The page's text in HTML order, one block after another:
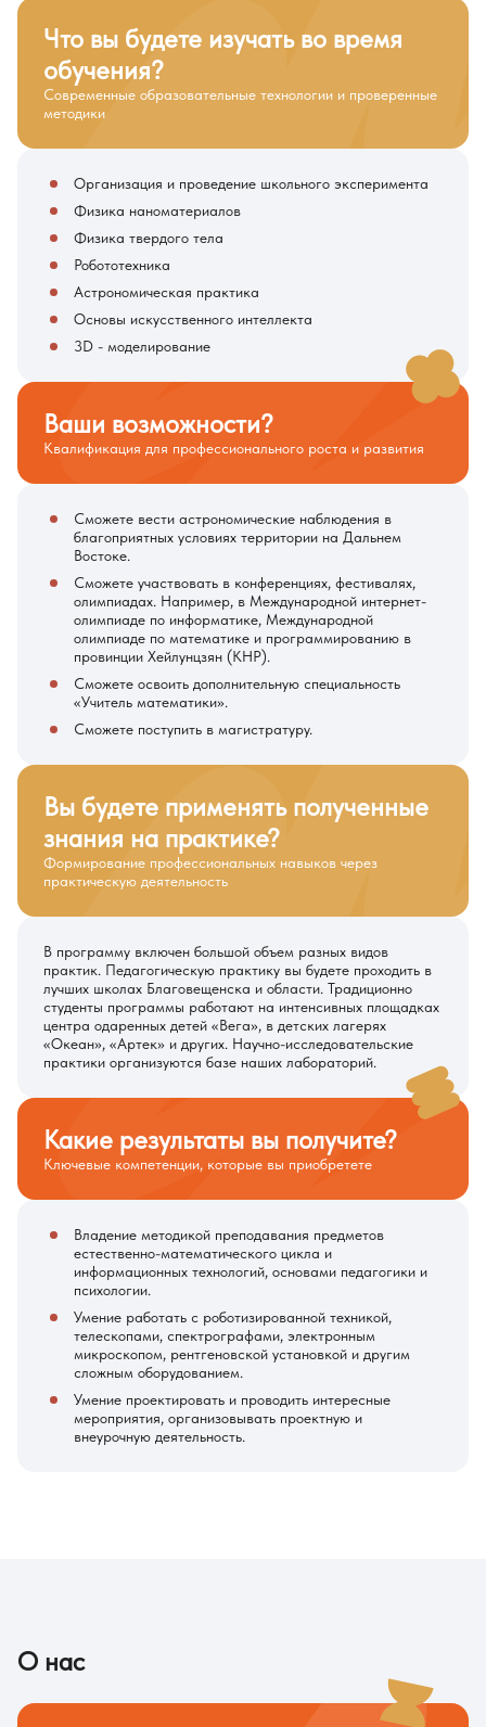
Что вы будете изучать во время
обучения?
Современные образовательные технологии и проверенные
методики
Организация и проведение школьного эксперимента
Физика наноматериалов
Физика твердого тела
Робототехника
Астрономическая практика
Основы искусственного интеллекта
3D - моделирование
Сможете вести астрономические наблюдения в
благоприятных условиях территории на Дальнем
Востоке.
Сможете участвовать в конференциях, фестивалях,
олимпиадах. Например, в Международной интернет-
олимпиаде по информатике, Международной
олимпиаде по математике и программированию в
провинции Хейлунцзян (КНР).
Сможете освоить дополнительную специальность
«Учитель математики».
Сможете поступить в магистратуру.
Ваши возможности?
Квалификация для профессионального роста и развития
Вы будете применять полученные
знания на практике?
Формирование профессиональных навыков через
практическую деятельность
В программу включен большой объем разных видов
практик. Педагогическую практику вы будете проходить в
лучших школах Благовещенска и области. Традиционно
студенты программы работают на интенсивных площадках
центра одаренных детей «Вега», в детских лагерях
«Океан», «Артек» и других. Научно-исследовательские
практики организуются базе наших лабораторий.
Владение методикой преподавания предметов
естественно-математического цикла и
информационных технологий, основами педагогики и
психологии.
Умение работать с роботизированной техникой,
телескопами, спектрографами, электронным
микроскопом, рентгеновской установкой и другим
сложным оборудованием.
Умение проектировать и проводить интересные
мероприятия, организовывать проектную и
внеурочную деятельность.
Какие результаты вы получите?
Ключевые компетенции, которые вы приобретете
О нас